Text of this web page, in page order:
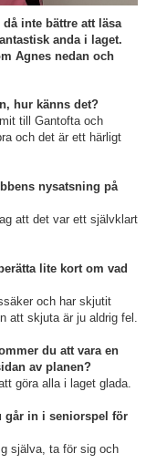
inte bättre att läsa
anda i laget.
Agnes nedan och
hur känns det?
till Gantofta och
och det är ett härligt
nysatsning på
att det var ett självklart
lite kort om vad
och har skjutit
att skjuta är ju aldrig fel.
du att vara en
av planen?
göra alla i laget glada.
går in i seniorspel för
själva, ta för sig och